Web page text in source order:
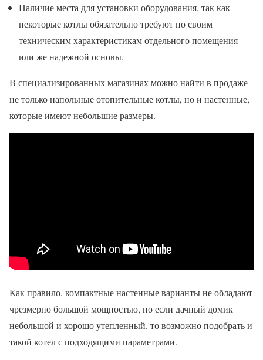
Наличие места для установки оборудования, так как
некоторые котлы обязательно требуют по своим
техническим характеристикам отдельного помещения
или же надежной основы.
В специализированных магазинах можно найти в продаже
не только напольные отопительные котлы, но и настенные,
которые имеют небольшие размеры.
Как правило, компактные настенные варианты не обладают
чрезмерно большой мощностью, но если дачный домик
небольшой и хорошо утепленный. то возможно подобрать и
такой котел с подходящими параметрами.